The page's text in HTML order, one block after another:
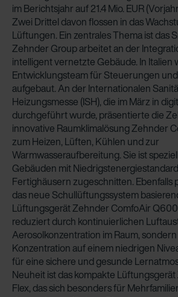
im Berichtsjahr auf 21.4 Mio. EUR
Zwei Drittel davon flossen in das
Lüftungen. Ein zentrales Thema ist das
Zehnder Group arbeitet an der
intelligent vernetzte Gebäude. In Italien
Entwicklungsteam für Steuerungen
aufgebaut. An der Internationalen
Heizungsmesse (ISH), die im März in
durchgeführt wurde, präsentierte die
innovative Raumklimalösung Zehnder
zum Heizen, Lüften, Kühlen und zur
Warmwasseraufbereitung. Sie ist
Gebäuden mit
Fertighäusern zugeschnitten. Ebenfalls
das neue Schullüftungssystem
Lüftungsgerät Zehnder ComfoAir Q600
reduziert durch kontinuierlichen
Aerosolkonzentration im Raum,
Konzentration auf einem niedrigen
für eine sichere und gesunde
Neuheit ist das kompakte
Flex, das sich besonders für